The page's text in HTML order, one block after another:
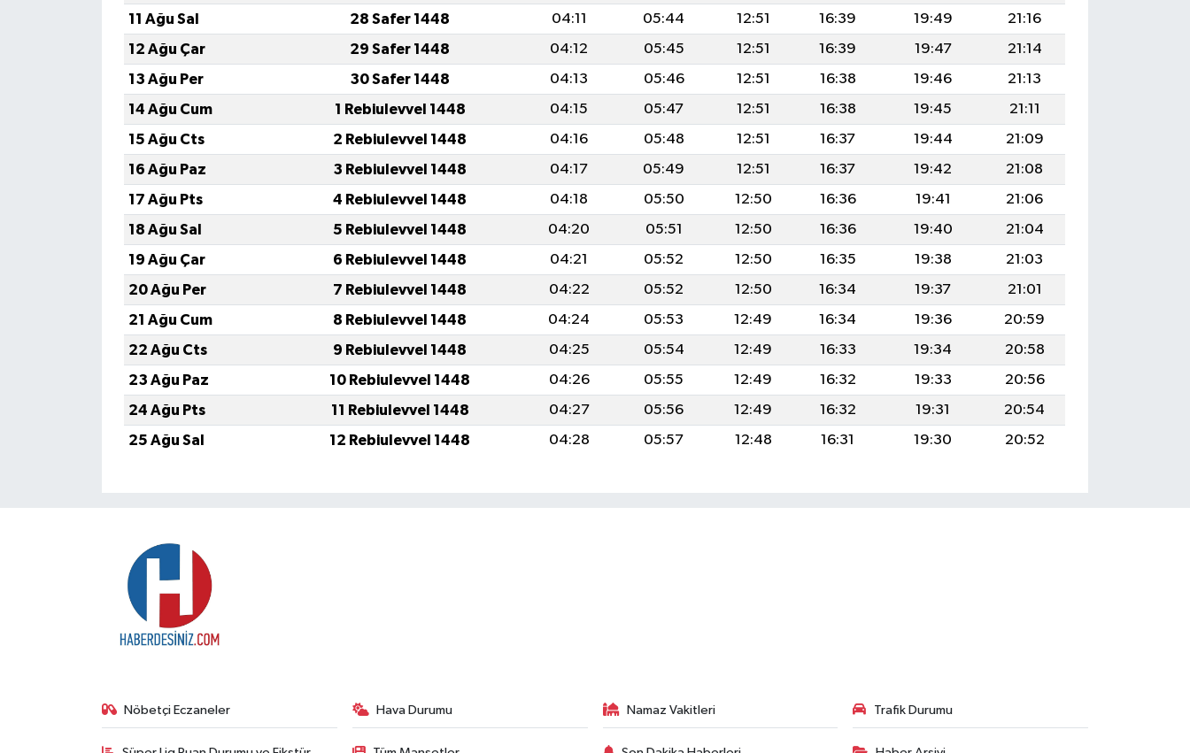
11 Ağu Sal
28 Safer 1448 04:11 05:44 12:51 16:39 19:49
21:16
12 Ağu Çar
29 Safer 1448 04:12 05:45 12:51 16:39 19:47
21:14
13 Ağu Per
30 Safer 1448 04:13 05:46 12:51 16:38 19:46
21:13
14 Ağu Cum
1 Rebiulevvel 1448 04:15 05:47 12:51 16:38 19:45
21:11
15 Ağu Cts
2 Rebiulevvel 1448 04:16 05:48 12:51 16:37 19:44
21:09
16 Ağu Paz
3 Rebiulevvel 1448 04:17 05:49 12:51 16:37 19:42
21:08
17 Ağu Pts
4 Rebiulevvel 1448 04:18 05:50 12:50 16:36 19:41
21:06
18 Ağu Sal
5 Rebiulevvel 1448 04:20 05:51 12:50 16:36 19:40
21:04
19 Ağu Çar
6 Rebiulevvel 1448 04:21 05:52 12:50 16:35 19:38
21:03
20 Ağu Per
7 Rebiulevvel 1448 04:22 05:52 12:50 16:34 19:37
21:01
21 Ağu Cum
8 Rebiulevvel 1448 04:24 05:53 12:49 16:34 19:36
20:59
22 Ağu Cts
9 Rebiulevvel 1448 04:25 05:54 12:49 16:33 19:34
20:58
23 Ağu Paz
10 Rebiulevvel 1448 04:26 05:55 12:49 16:32 19:33
20:56
24 Ağu Pts
11 Rebiulevvel 1448 04:27 05:56 12:49 16:32 19:31
20:54
25 Ağu Sal
12 Rebiulevvel 1448 04:28 05:57 12:48 16:31 19:30 20:52
Nöbetçi Eczaneler Hava Durumu Namaz Vakitleri Trafik Durumu